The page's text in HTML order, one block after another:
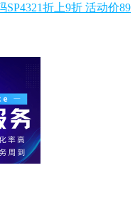
SP4321折上9折 活动价89